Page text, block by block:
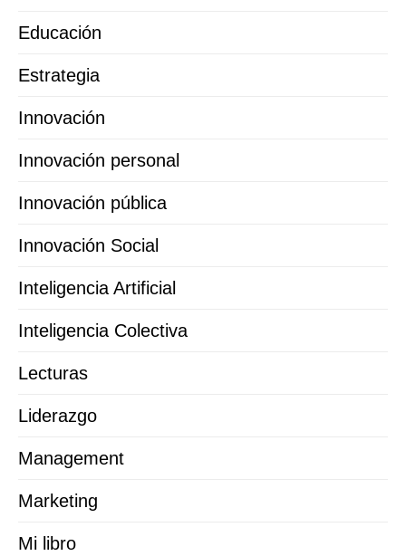
Educación
Estrategia
Innovación
Innovación personal
Innovación pública
Innovación Social
Inteligencia Artificial
Inteligencia Colectiva
Lecturas
Liderazgo
Management
Marketing
Mi libro